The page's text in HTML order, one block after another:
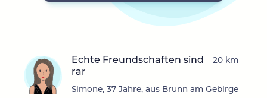
Echte Freundschaften sind
rar
Simone, 37 Jahre, aus Brunn am Gebirge
20 km